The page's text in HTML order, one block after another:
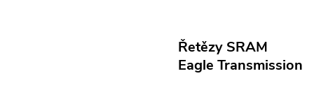
Řetězy SRAM
Eagle Transmission